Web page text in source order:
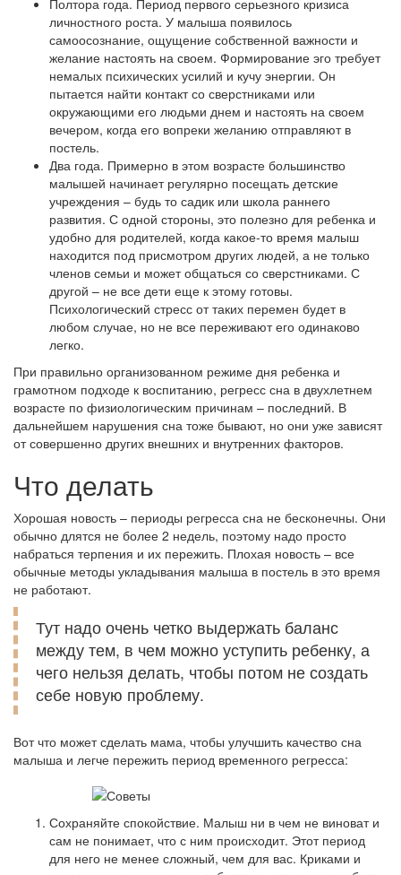
Полтора года. Период первого серьезного кризиса
личностного роста. У малыша появилось
самоосознание, ощущение собственной важности и
желание настоять на своем. Формирование эго требует
немалых психических усилий и кучу энергии. Он
пытается найти контакт со сверстниками или
окружающими его людьми днем и настоять на своем
вечером, когда его вопреки желанию отправляют в
постель.
Два года. Примерно в этом возрасте большинство
малышей начинает регулярно посещать детские
учреждения – будь то садик или школа раннего
развития. С одной стороны, это полезно для ребенка и
удобно для родителей, когда какое-то время малыш
находится под присмотром других людей, а не только
членов семьи и может общаться со сверстниками. С
другой – не все дети еще к этому готовы.
Психологический стресс от таких перемен будет в
любом случае, но не все переживают его одинаково
легко.
При правильно организованном режиме дня ребенка и
грамотном подходе к воспитанию, регресс сна в двухлетнем
возрасте по физиологическим причинам – последний. В
дальнейшем нарушения сна тоже бывают, но они уже зависят
от совершенно других внешних и внутренних факторов.
Что делать
Хорошая новость – периоды регресса сна не бесконечны. Они
обычно длятся не более 2 недель, поэтому надо просто
набраться терпения и их пережить. Плохая новость – все
обычные методы укладывания малыша в постель в это время
не работают.
Тут надо очень четко выдержать баланс
между тем, в чем можно уступить ребенку, а
чего нельзя делать, чтобы потом не создать
себе новую проблему.
Вот что может сделать мама, чтобы улучшить качество сна
малыша и легче пережить период временного регресса:
Сохраняйте спокойствие. Малыш ни в чем не виноват и
сам не понимает, что с ним происходит. Этот период
для него не менее сложный, чем для вас. Криками и